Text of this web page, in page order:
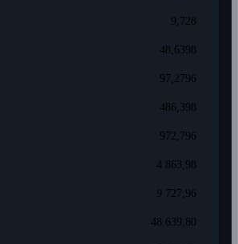
9,728
48,6398
97,2796
486,398
972,796
4 863,98
9 727,96
48 639,80